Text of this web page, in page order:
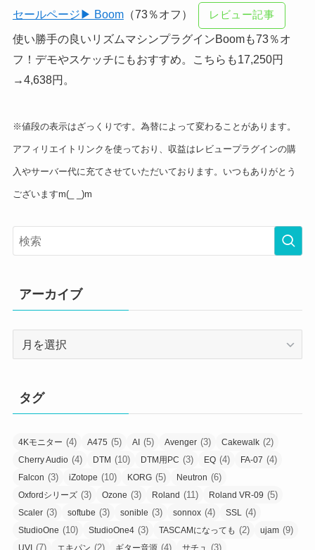
セールページ▶ Boom（73％オフ） レビュー記事
使い勝手の良いリズムマシンプラグインBoomも73％オ
フ！デモやスケッチにもおすすめ。こちらも17,250円
→4,638円。
※値段の表示はざっくりです。為替によって変わることがあります。
アフィリエイトリンクを使っており、収益はレビュープラグインの購
入やサーバー代に充てさせていただいております。いつもありがとう
ございますm(_ _)m
アーカイブ
ブ
タグ
4Kモニター (4) A475 (5) AI (5) Avenger (3) Cakewalk (2)
Cherry Audio (4) DTM (10) DTM用PC (3) EQ (4) FA-07 (4)
Falcon (3) iZotope (10) KORG (5) Neutron (6)
Oxfordシリーズ (3) Ozone (3) Roland (11) Roland VR-09 (5)
Scaler (3) softube (3) sonible (3) sonnox (4) SSL (4)
StudioOne (10) StudioOne4 (3) TASCAMになっても (2) ujam (9)
UVI (7) エキパン (2) ギター音源 (4) サチュ (3)